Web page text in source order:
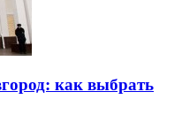
как выбрать